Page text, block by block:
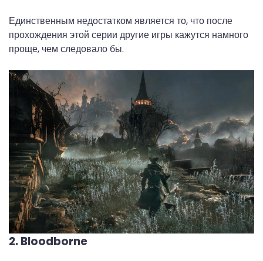
Единственным недостатком является то, что после
прохождения этой серии другие игры кажутся намного
проще, чем следовало бы.
2. Bloodborne